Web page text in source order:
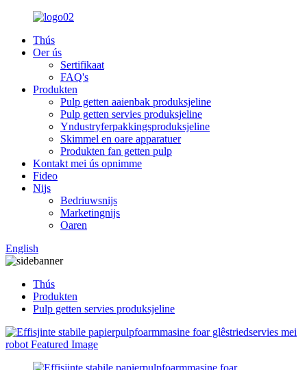
Thús
Oer ús
Sertifikaat
FAQ's
Produkten
Pulp getten aaienbak produksjeline
Pulp getten servies produksjeline
Yndustryferpakkingsproduksjeline
Skimmel en oare apparatuer
Produkten fan getten pulp
Kontakt mei ús opnimme
Fideo
Nijs
Bedriuwsnijs
Marketingnijs
Oaren
English
Thús
Produkten
Pulp getten servies produksjeline